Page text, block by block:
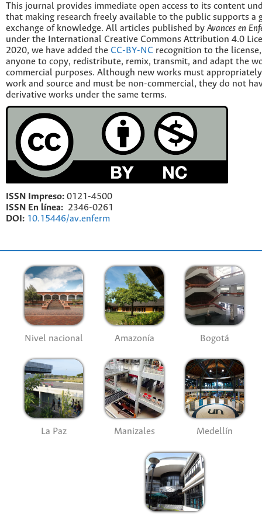
This journal provides immediate open access to its content
that making research freely available to the public supports a
exchange of knowledge. All articles published by Avances en
under the International Creative Commons Attribution 4.0
2020, we have added the CC-BY-NC recognition to the
anyone to copy, redistribute, remix, transmit, and adapt the
commercial purposes. Although new works must
work and source and must be non-commercial, they do not
derivative works under the same terms.
ISSN Impreso: 0121-4500
ISSN En línea: 2346-0261
DOI: 10.15446/av.enferm
Nivel nacional Amazonía Bogotá
La Paz Manizales Medellín